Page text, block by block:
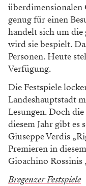
überdimensionalen
genug für einen
handelt sich um die
wird sie bespielt.
Personen. Heute
Verfügung.
Die Festspiele
Landeshauptstadt
Lesungen. Doch
diesem Jahr gibt es
Giuseppe Verdis
Premieren in
Gioachino
Bregenzer Festspiele